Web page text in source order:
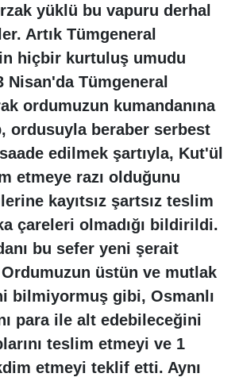
yüklü bu vapuru derhal
Artık Tümgeneral
hiçbir kurtuluş umudu
Nisan'da Tümgeneral
ordumuzun kumandanına
ordusuyla beraber serbest
edilmek şartıyla, Kut'ül
etmeye razı olduğunu
kayıtsız şartsız teslim
çareleri olmadığı bildirildi.
bu sefer yeni şerait
üstün ve mutlak
bilmiyormuş gibi, Osmanlı
para ile alt edebileceğini
teslim etmeyi ve 1
etmeyi teklif etti. Aynı